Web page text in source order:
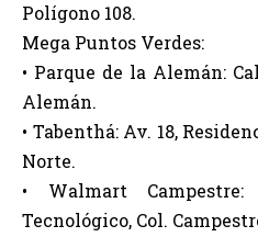
Polígono 108.
Mega Puntos Verdes:
• Parque de la Alemán:
Alemán.
• Tabenthá: Av. 18,
Norte.
• Walmart
Tecnológico, Col.